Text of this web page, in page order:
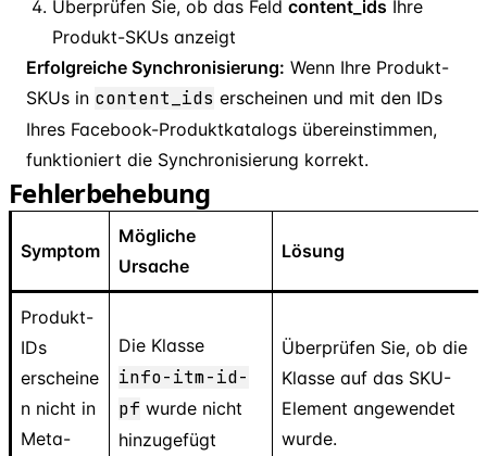
Überprüfen Sie, ob das Feld content ids Ihre
Produkt-SKUs anzeigt
Erfolgreiche Synchronisierung: Wenn Ihre Produkt-
SKUs in content ids erscheinen und mit den IDs
Ihres Facebook-Produktkatalogs übereinstimmen,
funktioniert die Synchronisierung korrekt.
Fehlerbehebung
Symptom
Mögliche
Ursache
Lösung
Produkt-
IDs
erscheine
n nicht in
Meta-
Die Klasse
info-itm-id-
pf wurde nicht
hinzugefügt
Überprüfen Sie, ob die
Klasse auf das SKU-
Element angewendet
wurde.